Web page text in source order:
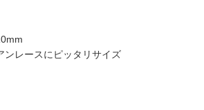
レースにピッタリサイズ